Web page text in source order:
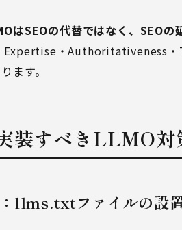
はSEOの代替ではなく、SEOの
・Authoritativeness・
ます。
装すべきLLMO対
llms.txtファイルの設